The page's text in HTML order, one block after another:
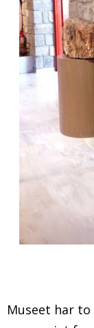
Museet har